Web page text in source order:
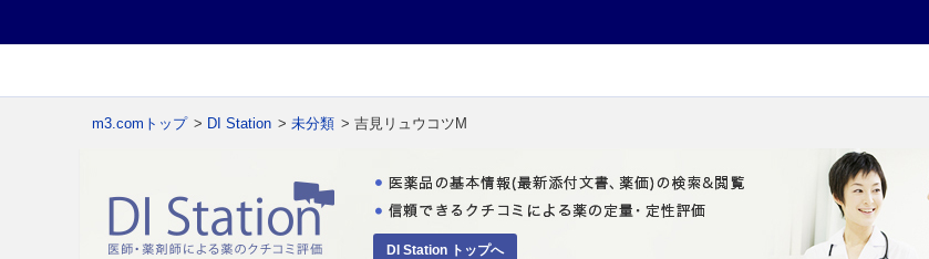
m3.comトップ > DI Station > 未分類 > 吉見リュウコツM
DI Station トップへ